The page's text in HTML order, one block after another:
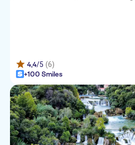
KULUSIC
Camera Hotel
Apartments Gajeta
Hotel Marul
4,4/5 (6)
+100 Smiles